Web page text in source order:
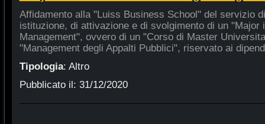
Affidamento alla "Luiss Business School" del servizio
istituzione, di attivazione e di svolgimento di un "Major
Management", ovvero di un "Corso di Master
"Management degli Appalti Pubblici", riservato ai
Tipologia: Altro
Pubblicato il: 31/12/2020